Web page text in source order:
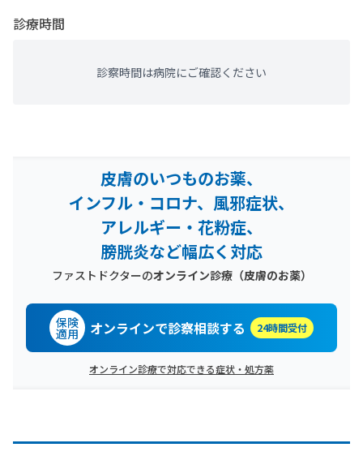
診療時間
診察時間は病院にご確認ください
皮膚のいつものお薬、
インフル・コロナ、風邪症状、
アレルギー・花粉症、
膀胱炎など幅広く対応
ファストドクターのオンライン診療（皮膚のお薬）
保険
適用 オンラインで診察相談する 24時間受付
オンライン診療で対応できる症状・処方薬